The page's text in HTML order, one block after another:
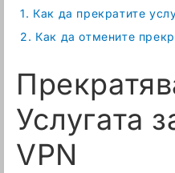
1. Как да прекратите
2. Как да отмените
Услугата
VPN